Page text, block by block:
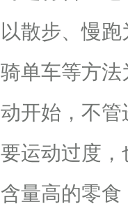
以散步、慢
骑单车等方
动开始，不
要运动过度
含量高的零